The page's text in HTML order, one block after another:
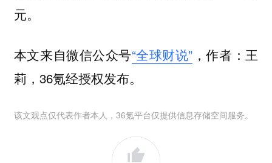
元。
本文来自微信公众号“全球财说” ，作者：王
莉，36氪经授权发布。
该文观点仅代表作者本人，36氪平台仅提供信息存储空间服务。